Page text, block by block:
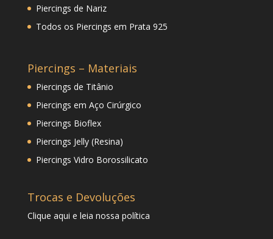
Piercings de Nariz
Todos os Piercings em Prata 925
Piercings – Materiais
Piercings de Titânio
Piercings em Aço Cirúrgico
Piercings Bioflex
Piercings Jelly (Resina)
Piercings Vidro Borossilicato
Trocas e Devoluções
Clique aqui e leia nossa política